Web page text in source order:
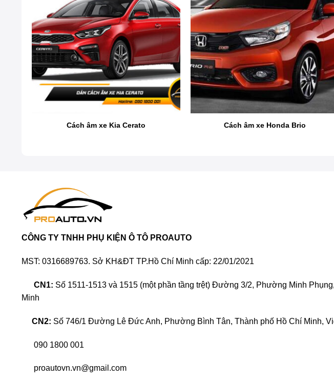
Vật liệu
Bạn không biết liệu rằng vật liệucách âm StP Black Goldcó chống ồn tốt như
“phao cứu sinh” để có thể “cứu cánh” bạn lúc này. Sự ra đời củacách âm StP Black
bài viết sau đây nhé!
Cách âm xe Kia Cerato Cách âm xe Honda Brio
CÔNG TY TNHH PHỤ KIỆN Ô TÔ PROAUTO
MST: 0316689763. Sở KH&ĐT TP.Hồ Chí Minh cấp: 22/01/2021
CN1: Số 1511-1513 và 1515 (một phần tầng trệt) Đường 3/2, Phường Minh
Minh
CN2: Số 746/1 Đường Lê Đức Anh, Phường Bình Tân, Thành phố Hồ Chí Minh,
090 1800 001
proautovn.vn@gmail.com